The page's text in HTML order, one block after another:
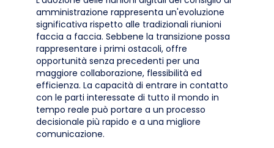
amministrazione rappresenta un'evoluzione
significativa rispetto alle tradizionali riunioni
faccia a faccia. Sebbene la transizione possa
rappresentare i primi ostacoli, offre
opportunità senza precedenti per una
maggiore collaborazione, flessibilità ed
efficienza. La capacità di entrare in contatto
con le parti interessate di tutto il mondo in
tempo reale può portare a un processo
decisionale più rapido e a una migliore
comunicazione.